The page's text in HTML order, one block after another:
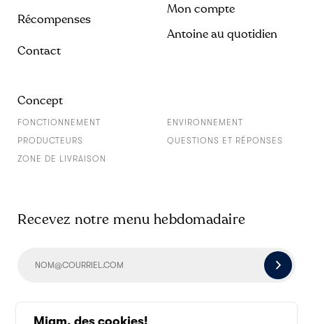
Miam, des cookies!
Récompenses
Contact
Mon compte
Antoine au quotidien
Concept
FONCTIONNEMENT
ENVIRONNEMENT
PRODUCTEURS
QUESTIONS ET RÉPONSES
ZONE DE LIVRAISON
Socialisons un peu
Recevez notre menu hebdomadaire